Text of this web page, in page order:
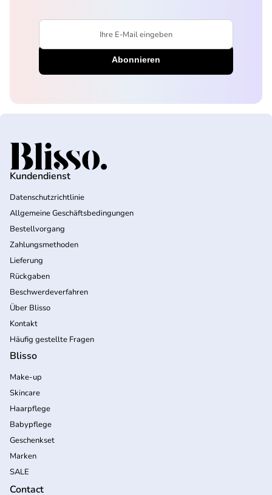
Ihre E-Mail eingeben
Startseite
Kundendienst
Datenschutzrichtlinie
Allgemeine Geschäftsbedingungen
Bestellvorgang
Zahlungsmethoden
Lieferung
Rückgaben
Beschwerdeverfahren
Über Blisso
Kontakt
Häufig gestellte Fragen
Blisso
Make-up
Skincare
Haarpflege
Babypflege
Geschenkset
Marken
SALE
Contact